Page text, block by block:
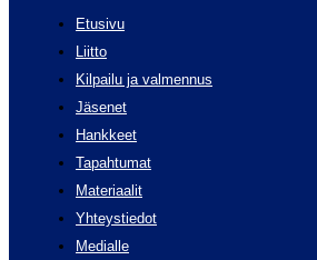
Etusivu
Liitto
Kilpailu ja valmennus
Jäsenet
Hankkeet
Tapahtumat
Materiaalit
Yhteystiedot
Medialle